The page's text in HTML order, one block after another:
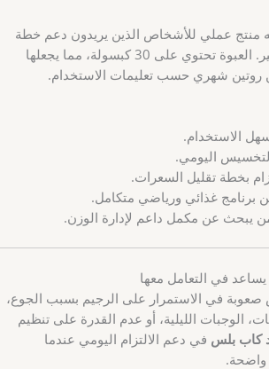
منتج عملي للأشخاص الذين يريدون دعم خطة
التخسيس دون تعقيد كبير. العبوة تحتوي على 30 كبسولة، مما يجعلها
روتين شهري حسب تعليمات الاستخدام.
الاستخدام.
اليومي.
بخطة تقليل السعرات.
برنامج غذائي ورياضي متكامل.
يبحث عن مكمل داعم لإدارة الوزن.
في التعامل معها
صعوبة في الاستمرار على الرجيم بسبب الجوع،
الوجبات الليلية، أو عدم القدرة على تنظيم
كاب بلس في دعم الالتزام اليومي عندما
واضحة.